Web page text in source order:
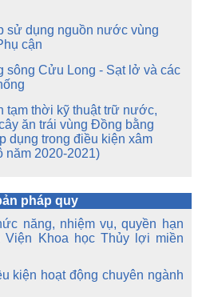
sử dụng nguồn nước vùng
cận
sông Cửu Long - Sạt lở và các
tạm thời kỹ thuật trữ nước,
ăn trái vùng Đồng bằng
dụng trong điều kiện xâm
năm 2020-2021)
pháp quy
năng, nhiệm vụ, quyền hạn
Khoa học Thủy lợi miền
kiện hoạt động chuyên ngành